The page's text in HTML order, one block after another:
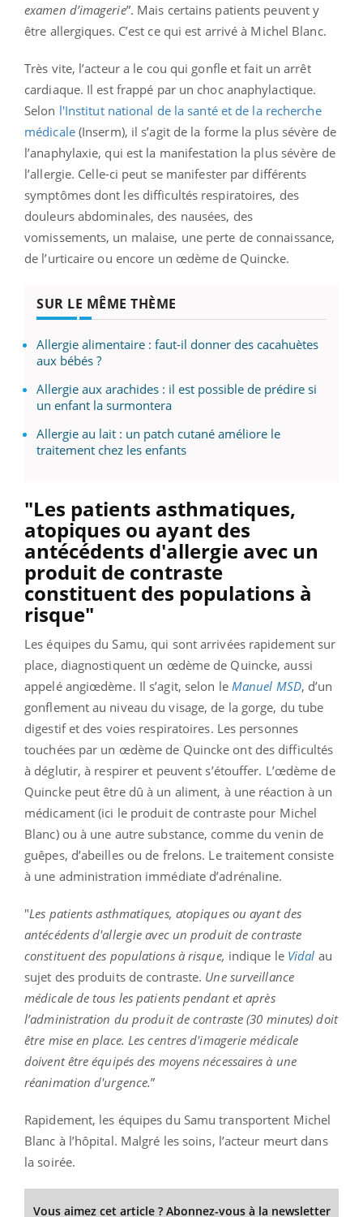
examen d’imagerie”. Mais certains patients peuvent y
être allergiques. C’est ce qui est arrivé à Michel Blanc.
Très vite, l’acteur a le cou qui gonfle et fait un arrêt
cardiaque. Il est frappé par un choc anaphylactique.
Selon l'Institut national de la santé et de la recherche
médicale(Inserm), il s’agit de la forme la plus sévère de
l’anaphylaxie, qui est la manifestation la plus sévère de
l’allergie. Celle-ci peut se manifester par différents
symptômes dont les difficultés respiratoires, des
douleurs abdominales, des nausées, des
vomissements, un malaise, une perte de connaissance,
de l’urticaire ou encore un œdème de Quincke.
SUR LE MÊME THÈME
Allergie alimentaire : faut-il donner des cacahuètes
aux bébés ?
Allergie aux arachides : il est possible de prédire si
un enfant la surmontera
Allergie au lait : un patch cutané améliore le
traitement chez les enfants
"Les patients asthmatiques,
atopiques ou ayant des
antécédents d'allergie avec un
produit de contraste
constituent des populations à
risque"
Les équipes du Samu, qui sont arrivées rapidement sur
place, diagnostiquent un œdème de Quincke, aussi
appelé angiœdème. Il s’agit, selon le Manuel MSD, d’un
gonflement au niveau du visage, de la gorge, du tube
digestif et des voies respiratoires. Les personnes
touchées par un œdème de Quincke ont des difficultés
à déglutir, à respirer et peuvent s’étouffer. L’œdème de
Quincke peut être dû à un aliment, à une réaction à un
médicament (ici le produit de contraste pour Michel
Blanc) ou à une autre substance, comme du venin de
guêpes, d’abeilles ou de frelons. Le traitement consiste
à une administration immédiate d’adrénaline.
"Les patients asthmatiques, atopiques ou ayant des
antécédents d'allergie avec un produit de contraste
constituent des populations à risque, indique le Vidal au
sujet des produits de contraste. Une surveillance
médicale de tous les patients pendant et après
l’administration du produit de contraste (30 minutes) doit
être mise en place. Les centres d'imagerie médicale
doivent être équipés des moyens nécessaires à une
réanimation d'urgence.”
Rapidement, les équipes du Samu transportent Michel
Blanc à l’hôpital. Malgré les soins, l’acteur meurt dans
la soirée.
Vous aimez cet article ? Abonnez-vous à la newsletter